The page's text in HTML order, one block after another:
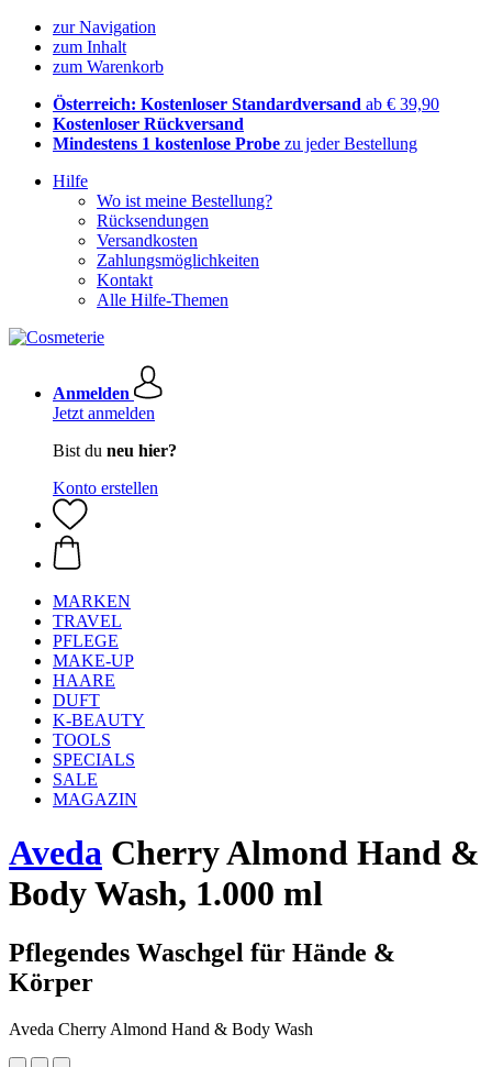
zur Navigation
zum Inhalt
zum Warenkorb
Österreich: Kostenloser Standardversand ab € 39,90
Kostenloser Rückversand
Mindestens 1 kostenlose Probe zu jeder Bestellung
Hilfe
Wo ist meine Bestellung?
Rücksendungen
Versandkosten
Zahlungsmöglichkeiten
Kontakt
Alle Hilfe-Themen
Anmelden
Jetzt anmelden
Bist du neu hier?
Konto erstellen
MARKEN
TRAVEL
PFLEGE
MAKE-UP
HAARE
DUFT
K-BEAUTY
TOOLS
SPECIALS
SALE
MAGAZIN
Aveda Cherry Almond Hand &
Body Wash, 1.000 ml
Pflegendes Waschgel für Hände &
Körper
Aveda Cherry Almond Hand & Body Wash